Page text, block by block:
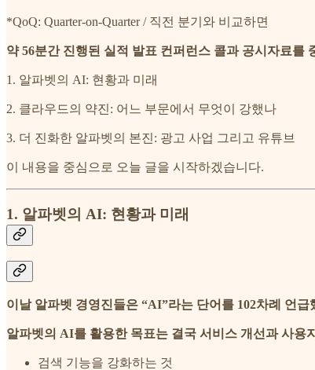
*QoQ: Quarter-on-Quarter / 직전 분기와 비교하면
약 56분간 진행된 실적 발표 컨퍼런스 콜과 공시자료를
1. 알파벳의 AI: 현황과 미래
2. 클라우드의 약진: 어느 부문에서 무엇이 강했나
3. 더 진화한 알파벳의 본진: 광고 사업 그리고 유튜브
이 내용을 중심으로 오늘 글을 시작하겠습니다.
1. 알파벳의 AI: 현황과 미래
이날 알파벳 경영진들은 “AI”라는 단어를 102차례 언
알파벳의 AI를 활용한 목표는 결국 서비스 개선과 사용
검색 기능을 강화하는 것